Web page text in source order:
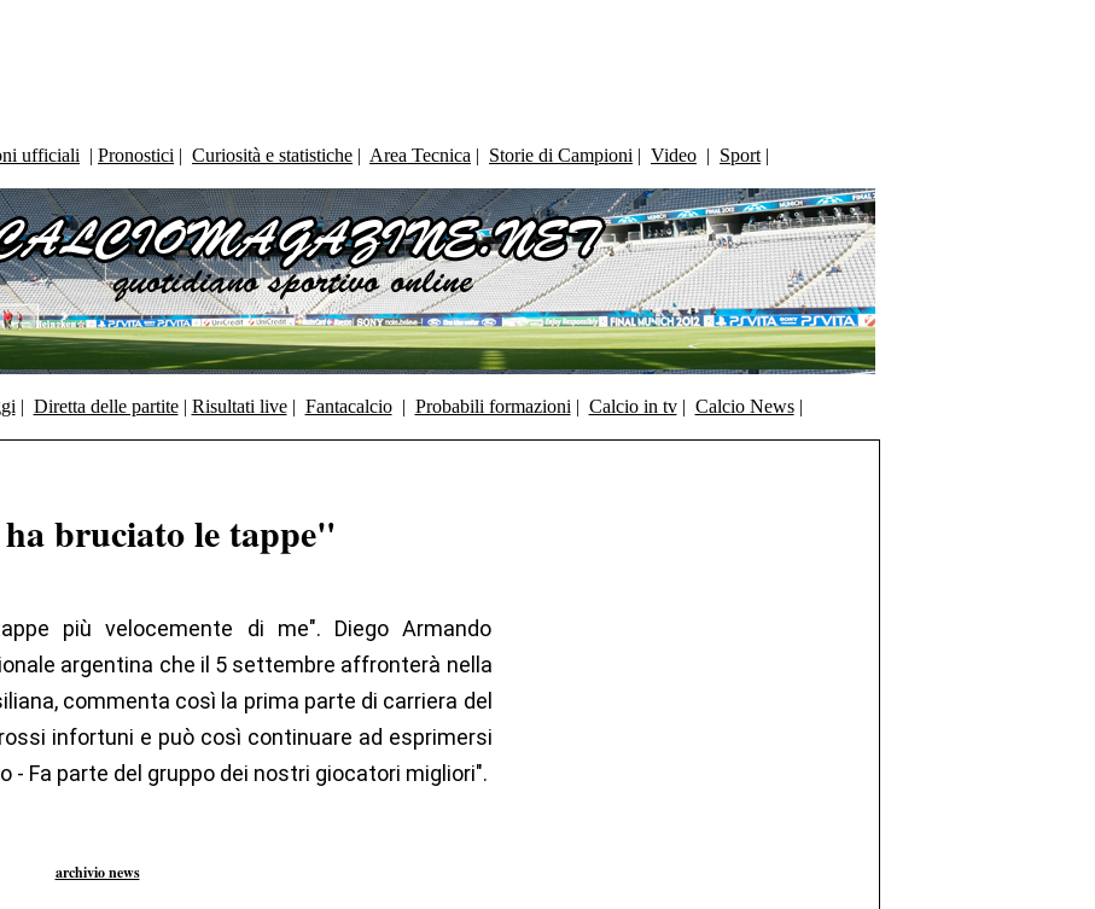
ufficiali | Pronostici | Curiosità e statistiche | Area Tecnica | Storie di Campioni | Video | Sport |
| Diretta delle partite| Risultati live| Fantacalcio| Probabili formazioni | Calcio in tv| Calcio News|
bruciato le tappe"
più velocemente di me". Diego Armando
argentina che il 5 settembre affronterà nella
commenta così la prima parte di carriera del
infortuni e può così continuare ad esprimersi
- Fa parte del gruppo dei nostri giocatori migliori".
archivio news